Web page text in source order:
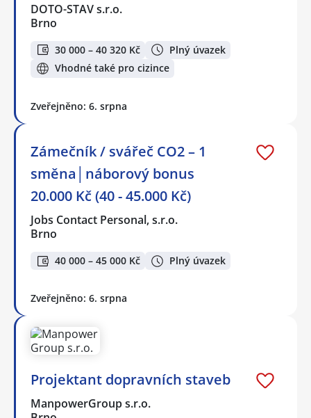
DOTO-STAV s.r.o.
Brno
30 000 – 40 320 Kč
Plný úvazek
Vhodné také pro cizince
Zveřejněno: 6. srpna
Zámečník / svářeč CO2 – 1
směna│náborový bonus
20.000 Kč (40 - 45.000 Kč)
Jobs Contact Personal, s.r.o.
Brno
40 000 – 45 000 Kč Plný úvazek
Zveřejněno: 6. srpna
Projektant dopravních staveb
ManpowerGroup s.r.o.